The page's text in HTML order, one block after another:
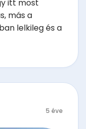
itt most
más a
lelkileg és a
5 éve